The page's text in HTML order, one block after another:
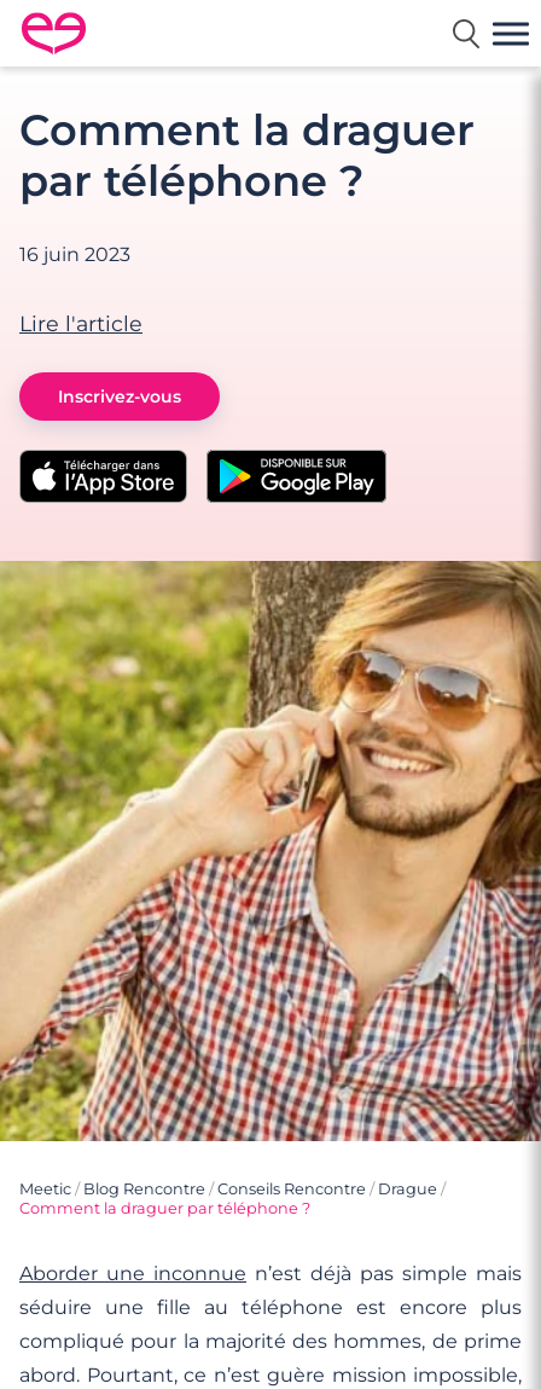
Rencontre en France avec Meetic
Comment la draguer
par téléphone ?
16 juin 2023
Lire l'article
Inscrivez-vous
Meetic / Blog Rencontre /Conseils Rencontre / Drague /
Comment la draguer par téléphone ?
Aborder une inconnue n’est déjà pas simple mais
séduire une fille au téléphone est encore plus
compliqué pour la majorité des hommes, de prime
abord. Pourtant, ce n’est guère mission impossible,